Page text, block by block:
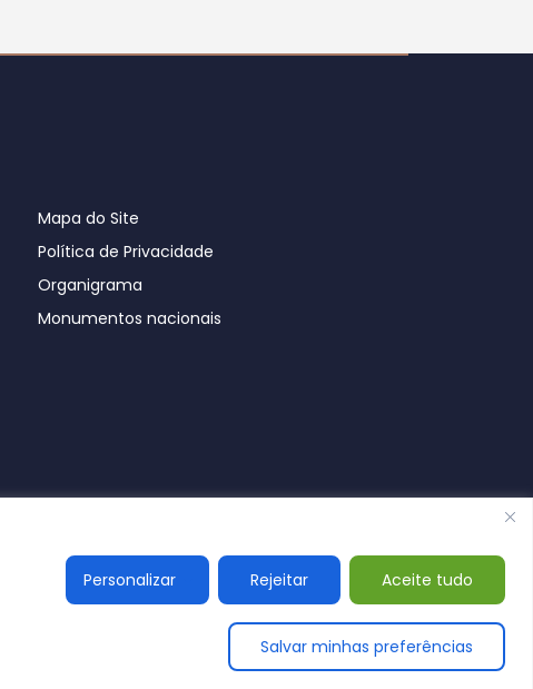
Personalizar Rejeitar Aceite tudo
Salvar minhas preferências
Mapa do Site
Política de Privacidade
Organigrama
Monumentos nacionais